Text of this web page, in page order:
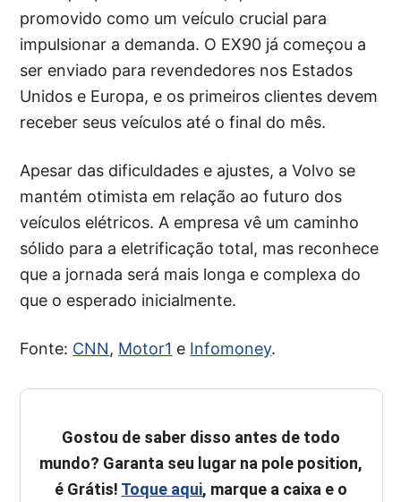
promovido como um veículo crucial para
impulsionar a demanda. O EX90 já começou a
ser enviado para revendedores nos Estados
Unidos e Europa, e os primeiros clientes devem
receber seus veículos até o final do mês.
Apesar das dificuldades e ajustes, a Volvo se
mantém otimista em relação ao futuro dos
veículos elétricos. A empresa vê um caminho
sólido para a eletrificação total, mas reconhece
que a jornada será mais longa e complexa do
que o esperado inicialmente.
Fonte: CNN, Motor1 e Infomoney.
Gostou de saber disso antes de todo
mundo? Garanta seu lugar na pole position,
é Grátis! Toque aqui, marque a caixa e o